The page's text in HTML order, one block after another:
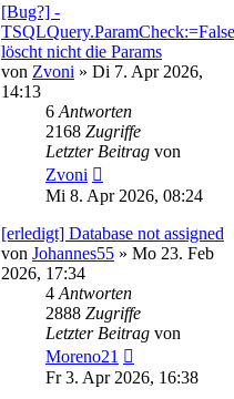
[Bug?] -
TSQLQuery.ParamCheck:=False
löscht nicht die Params
von Zvoni » Di 7. Apr 2026,
14:13
6 Antworten
2168 Zugriffe
Letzter Beitrag von
Zvoni
Mi 8. Apr 2026, 08:24
[erledigt] Database not assigned
von Johannes55 » Mo 23. Feb
2026, 17:34
4 Antworten
2888 Zugriffe
Letzter Beitrag von
Moreno21
Fr 3. Apr 2026, 16:38